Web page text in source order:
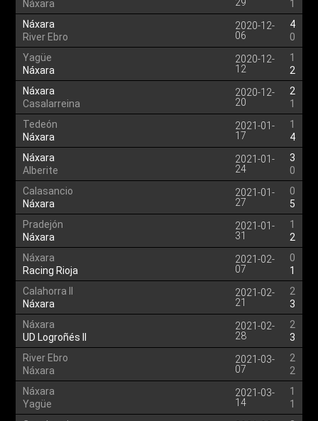
Náxara
1
Náxara
River Ebro
2020-12-
06
4
0
Yagüe
Náxara
2020-12-
12
1
2
Náxara
Casalarreina
2020-12-
20
2
1
Tedeón
Náxara
2021-01-
17
1
4
Náxara
Alberite
2021-01-
24
3
0
Calasancio
Náxara
2021-01-
27
0
5
Pradejón
Náxara
2021-01-
31
1
2
Náxara
Racing Rioja
2021-02-
07
0
1
Calahorra II
Náxara
2021-02-
21
2
3
Náxara
UD Logroñés II
2021-02-
28
2
3
River Ebro
Náxara
2021-03-
07
2
2
Náxara
Yagüe
2021-03-
14
1
1